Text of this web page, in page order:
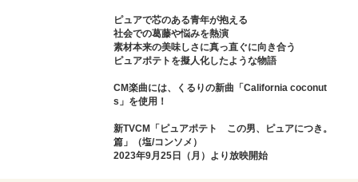
ピュアで芯のある青年が抱える
社会での葛藤や悩みを熱演
素材本来の美味しさに真っ直ぐに向き合う
ピュアポテトを擬人化したような物語
CM楽曲には、くるりの新曲「California coconut
s」を使用！
新TVCM「ピュアポテト この男、ピュアにつき。
篇」（塩/コンソメ）
2023年9月25日（月）より放映開始